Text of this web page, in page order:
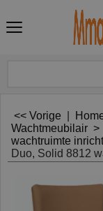
<< Vorige
Wachtmeubilair >
wachtruimte
Duo, Solid 8812